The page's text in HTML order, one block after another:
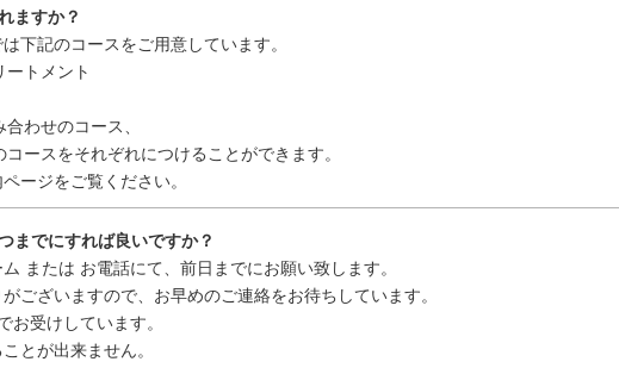
ますか？
下記のコースをご用意しています。
トメント
わせのコース、
ースをそれぞれにつけることができます。
ージをご覧ください。
までにすれば良いですか？
または お電話にて、前日までにお願い致します。
ございますので、お早めのご連絡をお待ちしています。
受けしています。
とが出来ません。